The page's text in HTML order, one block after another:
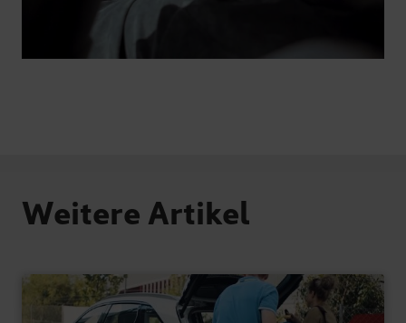
Weitere Artikel